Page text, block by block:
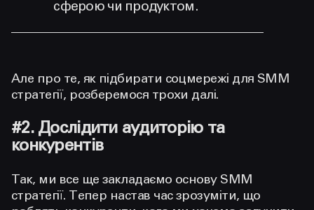
сферою чи продуктом.
Але про те, як підбирати соцмережі для SMM
стратегії, розберемося трохи далі.
#2. Дослідити аудиторію та
конкурентів
Так, ми все ще закладаємо основу SMM
стратегії. Тепер настав час зрозуміти, що